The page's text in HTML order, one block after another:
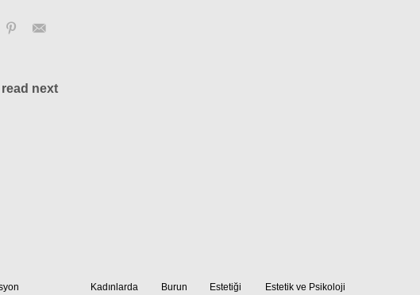
next
Kadınlarda Burun Estetiği
Estetik ve Psikoloji